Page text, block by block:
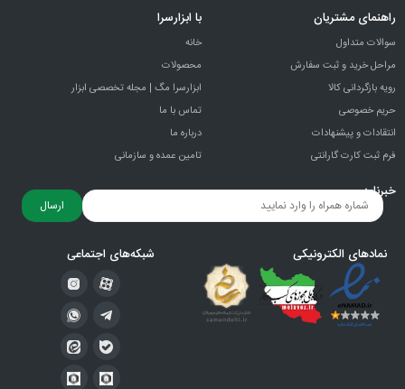
راهنمای مشتریان
سوالات متداول
مراحل خرید و ثبت سفارش
رویه بازگردانی کالا
حریم خصوصی
انتقادات و پيشنهادات
فرم ثبت کارت گارانتی
با ابزارسرا
خانه
محصولات
ابزارسرا مگ | مجله تخصصی ابزار
تماس با ما
درباره ما
تامین عمده و سازمانی
خبرنامه
ارسال
نمادهای الکترونیکی شبکه‌های اجتماعی